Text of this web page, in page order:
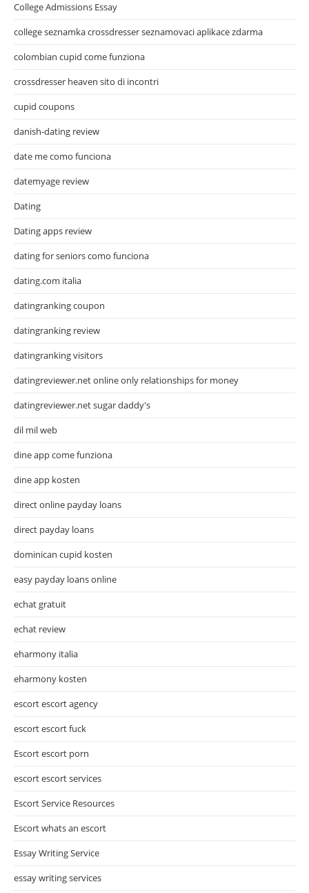
College Admissions Essay
college seznamka crossdresser seznamovaci aplikace zdarma
colombian cupid come funziona
crossdresser heaven sito di incontri
cupid coupons
danish-dating review
date me como funciona
datemyage review
Dating
Dating apps review
dating for seniors como funciona
dating.com italia
datingranking coupon
datingranking review
datingranking visitors
datingreviewer.net online only relationships for money
datingreviewer.net sugar daddy's
dil mil web
dine app come funziona
dine app kosten
direct online payday loans
direct payday loans
dominican cupid kosten
easy payday loans online
echat gratuit
echat review
eharmony italia
eharmony kosten
escort escort agency
escort escort fuck
Escort escort porn
escort escort services
Escort Service Resources
Escort whats an escort
Essay Writing Service
essay writing services